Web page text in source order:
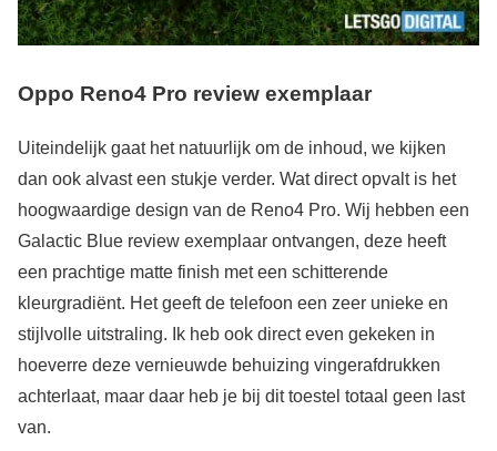
Oppo Reno4 Pro review exemplaar
Uiteindelijk gaat het natuurlijk om de inhoud, we kijken
dan ook alvast een stukje verder. Wat direct opvalt is het
hoogwaardige design van de Reno4 Pro. Wij hebben een
Galactic Blue review exemplaar ontvangen, deze heeft
een prachtige matte finish met een schitterende
kleurgradiënt. Het geeft de telefoon een zeer unieke en
stijlvolle uitstraling. Ik heb ook direct even gekeken in
hoeverre deze vernieuwde behuizing vingerafdrukken
achterlaat, maar daar heb je bij dit toestel totaal geen last
van.